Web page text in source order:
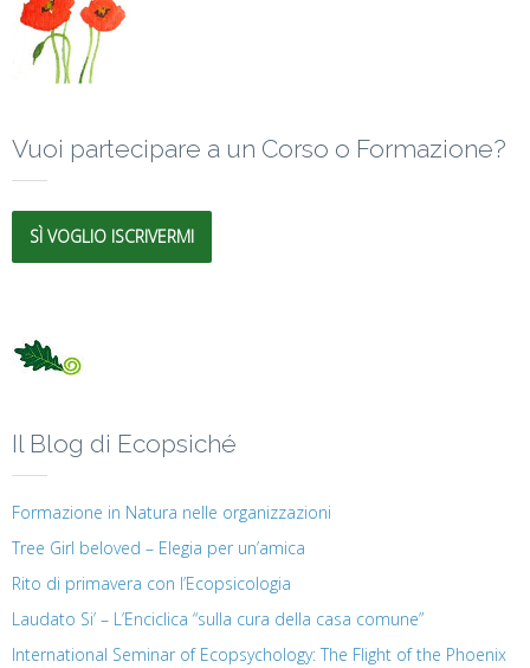
Vuoi partecipare a un Corso o Formazione?
SÌ VOGLIO ISCRIVERMI
Il Blog di Ecopsiché
Formazione in Natura nelle organizzazioni
Tree Girl beloved – Elegia per un’amica
Rito di primavera con l’Ecopsicologia
Laudato Si’ – L’Enciclica “sulla cura della casa comune”
International Seminar of Ecopsychology: The Flight of the Phoenix